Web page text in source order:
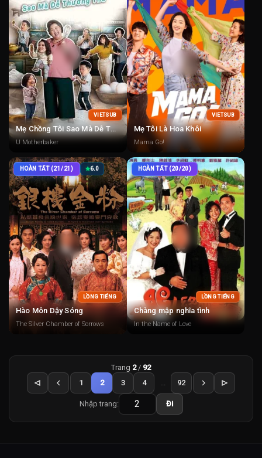
VIETSUB
Mẹ Chồng Tôi Sao Mà Dễ Thương Thế
U Motherbaker
VIETSUB
Mẹ Tôi Là Hoa Khôi
Mama Go!
HOÀN TẤT (21/21) 6.0
LỒNG TIẾNG
Hào Môn Dậy Sóng
The Silver Chamber of Sorrows
HOÀN TẤT (20/20)
LỒNG TIẾNG
Chàng mập nghĩa tình
In the Name of Love
Trang 2/ 92
1
2 3 4 ... 92
Nhập trang: Đi